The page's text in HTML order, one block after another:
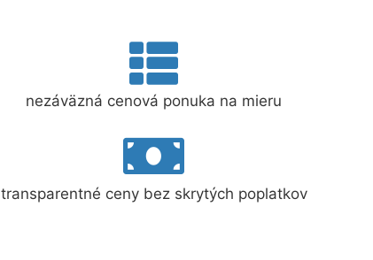
nezáväzná cenová ponuka na mieru
transparentné ceny bez skrytých poplatkov